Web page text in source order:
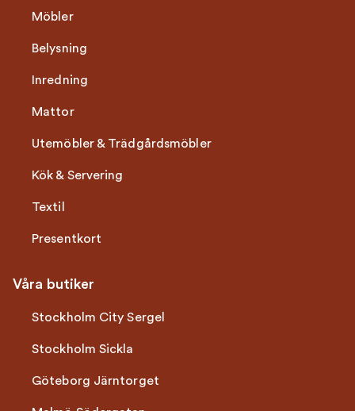
Möbler
Belysning
Inredning
Mattor
Utemöbler & Trädgårdsmöbler
Kök & Servering
Textil
Presentkort
Våra butiker
Stockholm City Sergel
Stockholm Sickla
Göteborg Järntorget